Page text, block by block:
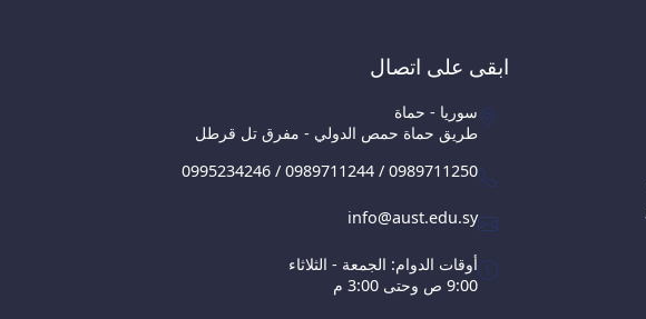
ابقى على اتصال
سوريا - حماة
طريق حماة حمص الدولي - مفرق تل قرطل
0995234246 / 0989711244 / 0989711250
info@aust.edu.sy
أوقات الدوام: الجمعة - الثلاثاء
9:00 ص وحتى 3:00 م